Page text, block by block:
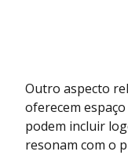
Outro aspecto
oferecem
podem incluir
resonam com o